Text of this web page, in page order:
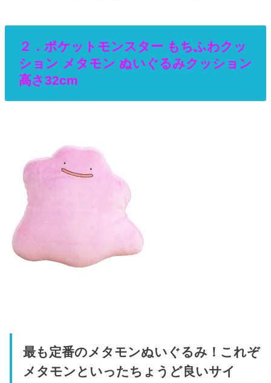
２．ポケットモンスター もちふわクッ
ション メタモン ぬいぐるみクッション
高さ32cm
最も定番のメタモンぬいぐるみ！これぞ
メタモンといったちょうど良いサイ